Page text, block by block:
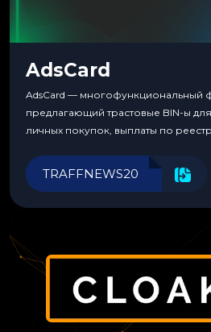
AdsCard
AdsCard — многофункциональный
предлагающий трастовые BIN-ы
личных покупок, выплаты по
инструменты для управления
TRAFFNEWS20